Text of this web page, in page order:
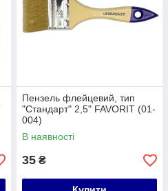
Пензель флейцевий, тип
"Стандарт" 2,5" FAVORIT (01-
004)
В наявності
35 ₴